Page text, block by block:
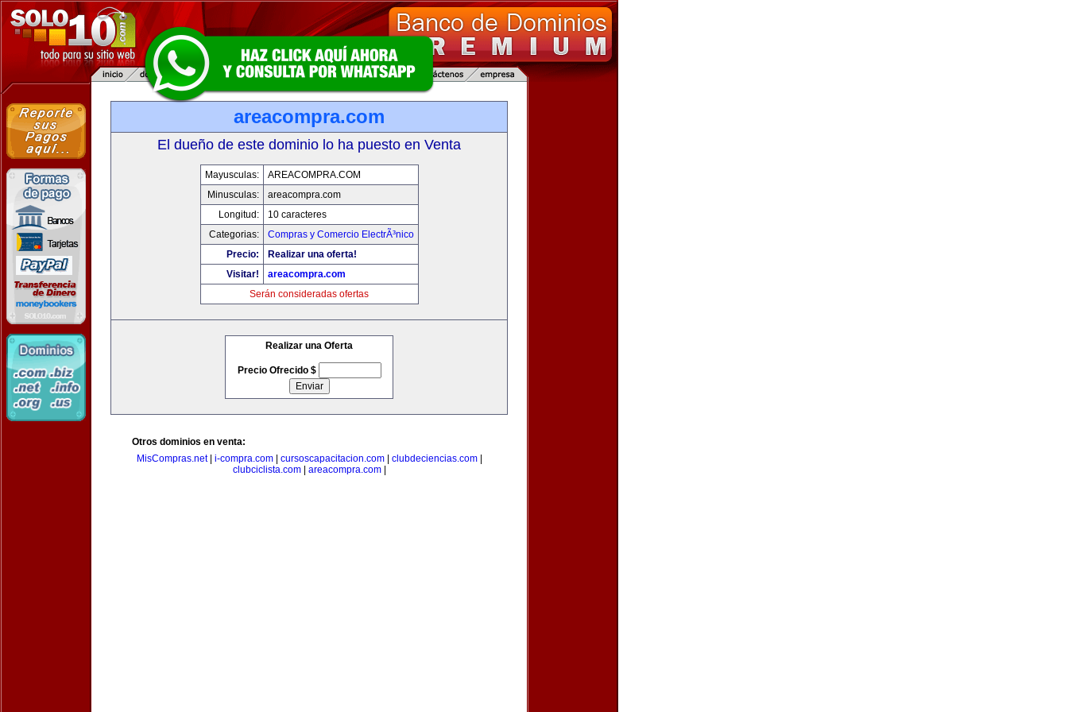
areacompra.com
El dueño de este dominio lo ha puesto en Venta
Mayusculas:
AREACOMPRA.COM
Minusculas:
areacompra.com
Longitud:
10 caracteres
Categorias:
Compras y Comercio ElectrÃ³nico
Precio:
Realizar una oferta!
Visitar!
areacompra.com
Serán consideradas ofertas
Realizar una Oferta
Precio Ofrecido $
Otros dominios en venta:
MisCompras.net| i-compra.com| cursoscapacitacion.com| clubdeciencias.com|
clubciclista.com| areacompra.com|